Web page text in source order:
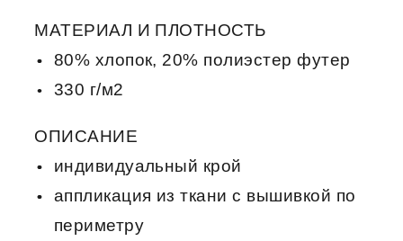
МАТЕРИАЛ И ПЛОТНОСТЬ
80% хлопок, 20% полиэстер футер
330 г/м2
ОПИСАНИЕ
индивидуальный крой
аппликация из ткани с вышивкой по
периметру